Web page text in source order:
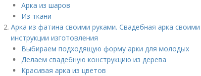
Арка из шаров
Из ткани
Арка из фатина своими руками. Свадебная арка
инструкции изготовления
Выбираем подходящую форму арки для молодых
Делаем свадебную конструкцию из дерева
Красивая арка из цветов